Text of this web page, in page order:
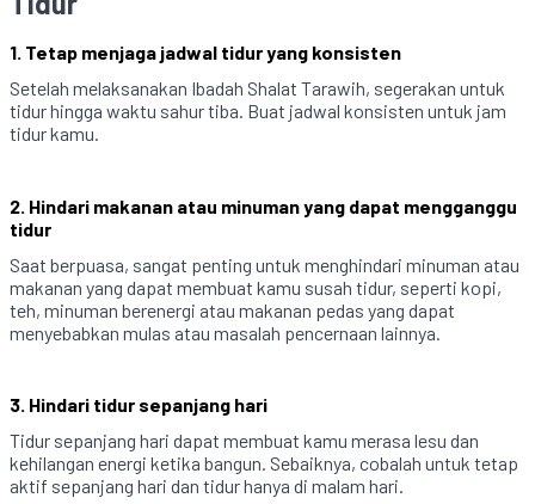
1. Tetap menjaga jadwal tidur yang konsisten
Setelah melaksanakan Ibadah Shalat Tarawih, segerakan untuk
tidur hingga waktu sahur tiba. Buat jadwal konsisten untuk jam
tidur kamu.
2. Hindari makanan atau minuman yang dapat mengganggu
tidur
Saat berpuasa, sangat penting untuk menghindari minuman atau
makanan yang dapat membuat kamu susah tidur, seperti kopi,
teh, minuman berenergi atau makanan pedas yang dapat
menyebabkan mulas atau masalah pencernaan lainnya.
3. Hindari tidur sepanjang hari
Tidur sepanjang hari dapat membuat kamu merasa lesu dan
kehilangan energi ketika bangun. Sebaiknya, cobalah untuk tetap
aktif sepanjang hari dan tidur hanya di malam hari.